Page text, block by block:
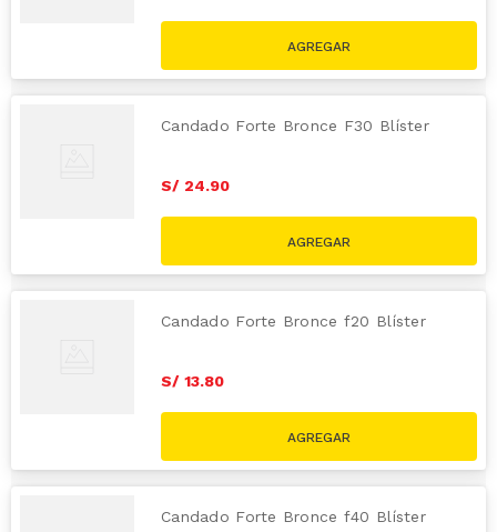
Candado Forte Bronce F30 Blíster
S/ 24.90
Candado Forte Bronce f20 Blíster
S/ 13.80
Candado Forte Bronce f40 Blíster